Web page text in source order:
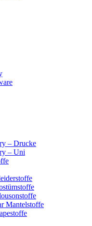
– Drucke
– Uni
Mantelstoffe